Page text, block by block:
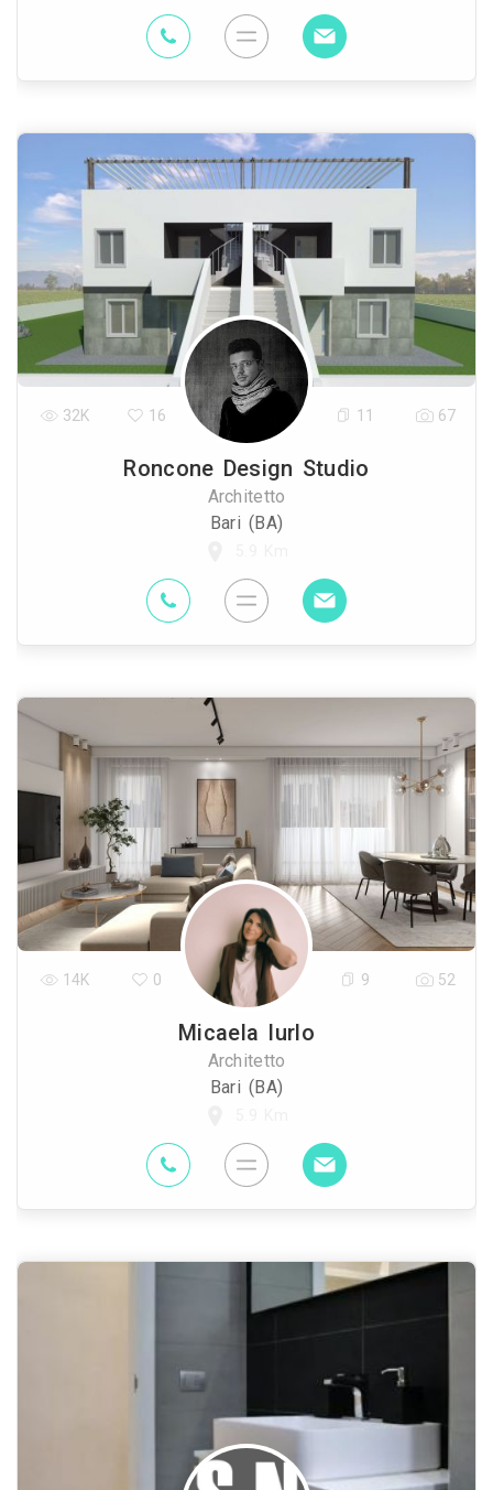
Roncone Design Studio
Architetto
Bari (BA)
32K 16 11 67
Micaela Iurlo
Architetto
Bari (BA)
14K 0 9 52